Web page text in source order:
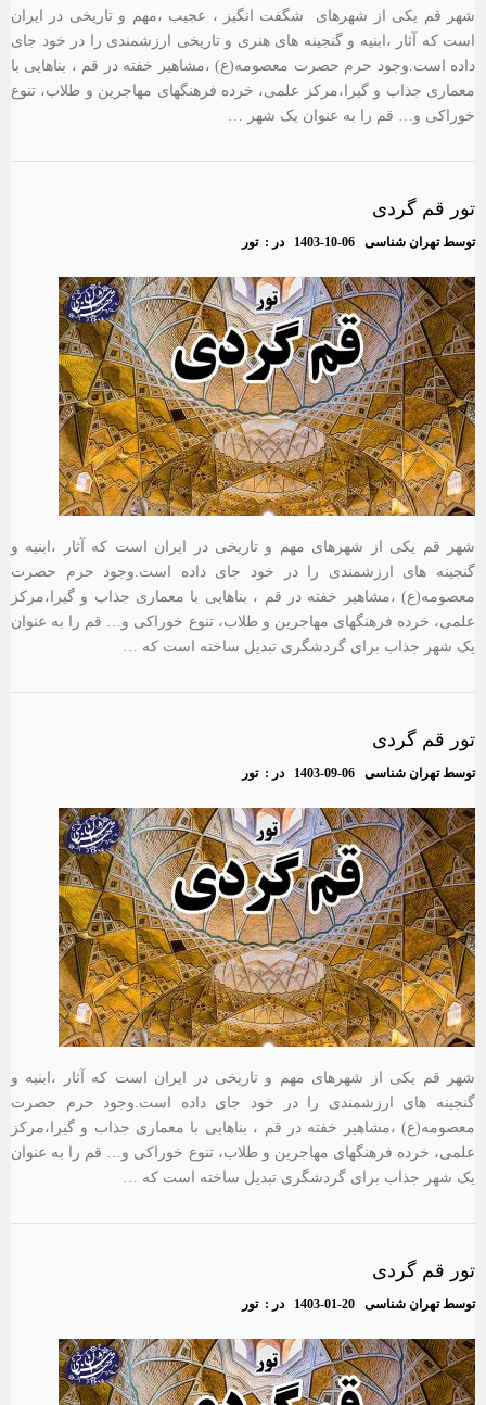
شهر قم یکی از شهرهای شگفت انگیز ، عجیب ،مهم و تاریخی در ایران
است که آثار ،ابنیه و گنجینه های هنری و تاریخی ارزشمندی را در خود جای
داده است.وجود حرم حصرت معصومه(ع) ،مشاهیر خفته در قم ، بناهایی با
معماری جذاب و گیرا،مرکز علمی، خرده فرهنگهای مهاجرین و طلاب، تنوع
خوراکی و… قم را به عنوان یک شهر …
تور قم گردی
توسطتهران شناسی 1403-10-06 در :تور
شهر قم یکی از شهرهای مهم و تاریخی در ایران است که آثار ،ابنیه و
گنجینه های ارزشمندی را در خود جای داده است.وجود حرم حصرت
معصومه(ع) ،مشاهیر خفته در قم ، بناهایی با معماری جذاب و گیرا،مرکز
علمی، خرده فرهنگهای مهاجرین و طلاب، تنوع خوراکی و… قم را به عنوان
یک شهر جذاب برای گردشگری تبدیل ساخته است که …
تور قم گردی
توسطتهران شناسی 1403-09-06 در :تور
شهر قم یکی از شهرهای مهم و تاریخی در ایران است که آثار ،ابنیه و
گنجینه های ارزشمندی را در خود جای داده است.وجود حرم حصرت
معصومه(ع) ،مشاهیر خفته در قم ، بناهایی با معماری جذاب و گیرا،مرکز
علمی، خرده فرهنگهای مهاجرین و طلاب، تنوع خوراکی و… قم را به عنوان
یک شهر جذاب برای گردشگری تبدیل ساخته است که …
تور قم گردی
توسطتهران شناسی 1403-01-20 در :تور